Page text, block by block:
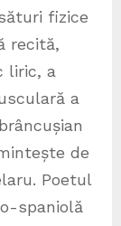
fizice
recită,
liric, a
a
de
Poetul
spaniolă